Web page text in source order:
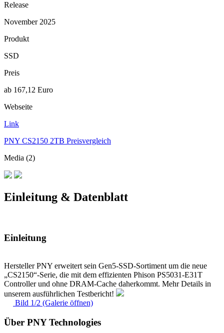
Release
November 2025
Produkt
SSD
Preis
ab 167,12 Euro
Webseite
Link
PNY CS2150 2TB Preisvergleich
Media (2)
Einleitung & Datenblatt
Einleitung
Hersteller PNY erweitert sein Gen5-SSD-Sortiment um die neue
„CS2150“-Serie, die mit dem effizienten Phison PS5031-E31T
Controller und ohne DRAM-Cache daherkommt. Mehr Details in
unserem ausführlichen Testbericht!
Bild 1/2 (Galerie öffnen)
Über PNY Technologies